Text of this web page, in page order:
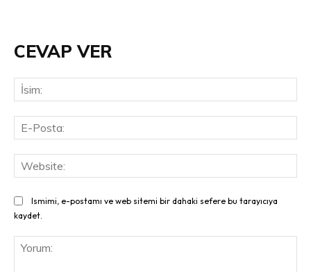
CEVAP VER
Ismimi, e-postamı ve web sitemi bir dahaki sefere bu tarayıcıya
kaydet.